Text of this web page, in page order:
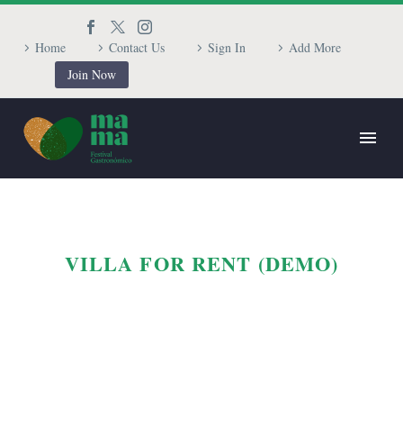
Home Contact Us Sign In
Add More
Join Now
VILLA FOR RENT (DEMO)